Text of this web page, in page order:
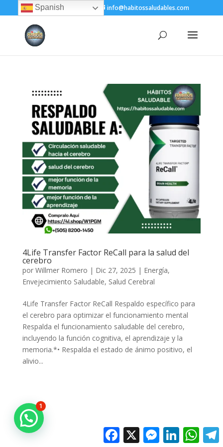
+(505) 8200-1450 info@habitossaludables.com
4Life Transfer Factor ReCall para la salud del
cerebro
por Willmer Romero | Dic 27, 2025 | Energía,
Envejecimiento Saludable, Salud Cerebral
4Life Transfer Factor ReCall Respaldo específico para
el cerebro para optimizar el funcionamiento mental
Respalda el funcionamiento saludable del cerebro,
incluyendo la función cognitiva, el aprendizaje y la
memoria.*• Respalda el estado de ánimo positivo, el
alivio...
Facebook Messenger
LinkedIn
Spanish
1